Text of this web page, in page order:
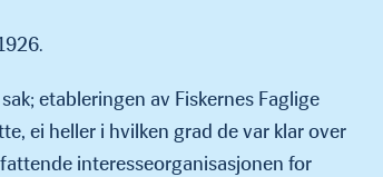
etableringen av Fiskernes Faglige
ei heller i hvilken grad de var klar over
interesseorganisasjonen for